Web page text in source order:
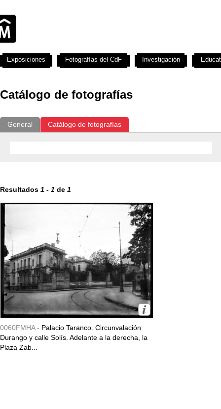
Catálogo de fotografías
General Catálogo de fotografías
Resultados 1 - 1 de 1
0060FMHA - Palacio Taranco. Circunvalación
Durango y calle Solís. Adelante a la derecha, la
Plaza Zab...
Exposiciones Fotografías del CdF Investigación